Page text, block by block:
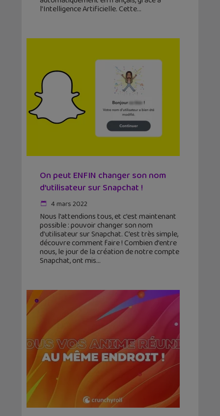
l’Intelligence Artificielle. Cette
On peut ENFIN changer son nom
d’utilisateur sur Snapchat !
4 mars 2022
Nous l’attendions tous, et c’est maintenant
possible : pouvoir changer son nom
d’utilisateur sur Snapchat. C’est très simple,
découvre comment faire ! Combien d’entre
nous, le jour de la création de notre compte
Snapchat, ont mis